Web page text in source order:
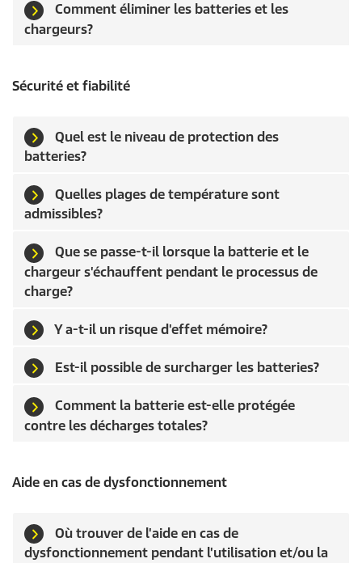
Comment éliminer les batteries et les
chargeurs?
Sécurité et fiabilité
Quel est le niveau de protection des
batteries?
Quelles plages de température sont
admissibles?
Que se passe-t-il lorsque la batterie et le
chargeur s'échauffent pendant le processus de
charge?
Y a-t-il un risque d'effet mémoire?
Est-il possible de surcharger les batteries?
Comment la batterie est-elle protégée
contre les décharges totales?
Aide en cas de dysfonctionnement
Où trouver de l'aide en cas de
dysfonctionnement pendant l'utilisation et/ou la